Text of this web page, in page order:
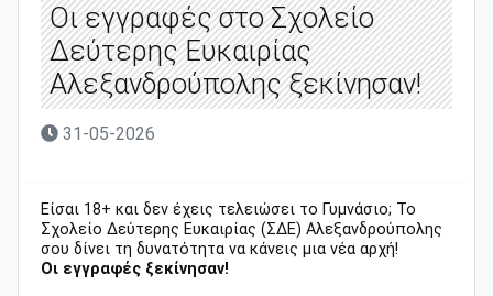
Οι εγγραφές στο Σχολείο
Δεύτερης Ευκαιρίας
Αλεξανδρούπολης ξεκίνησαν!
31-05-2026
Είσαι 18+ και δεν έχεις τελειώσει το Γυμνάσιο; Το
Σχολείο Δεύτερης Ευκαιρίας (ΣΔΕ) Αλεξανδρούπολης
σου δίνει τη δυνατότητα να κάνεις μια νέα αρχή!
Οι εγγραφές ξεκίνησαν!